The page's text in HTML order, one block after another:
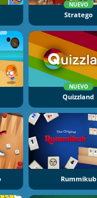
NUEVO
Stratego
NUEVO
Quizzland
Rummikub